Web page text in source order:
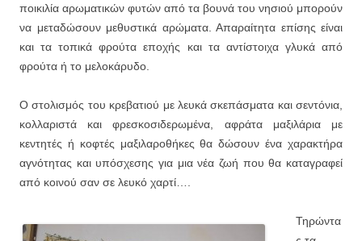
ποικιλία αρωματικών φυτών από τα βουνά του νησιού μπορούν
να μεταδώσουν μεθυστικά αρώματα. Απαραίτητα επίσης είναι
και τα τοπικά φρούτα εποχής και τα αντίστοιχα γλυκά από
φρούτα ή το μελοκάρυδο.
Ο στολισμός του κρεβατιού με λευκά σκεπάσματα και σεντόνια,
κολλαριστά και φρεσκοσιδερωμένα, αφράτα μαξιλάρια με
κεντητές ή κοφτές μαξιλαροθήκες θα δώσουν ένα χαρακτήρα
αγνότητας και υπόσχεσης για μια νέα ζωή που θα καταγραφεί
από κοινού σαν σε λευκό χαρτί….
Τηρώντα